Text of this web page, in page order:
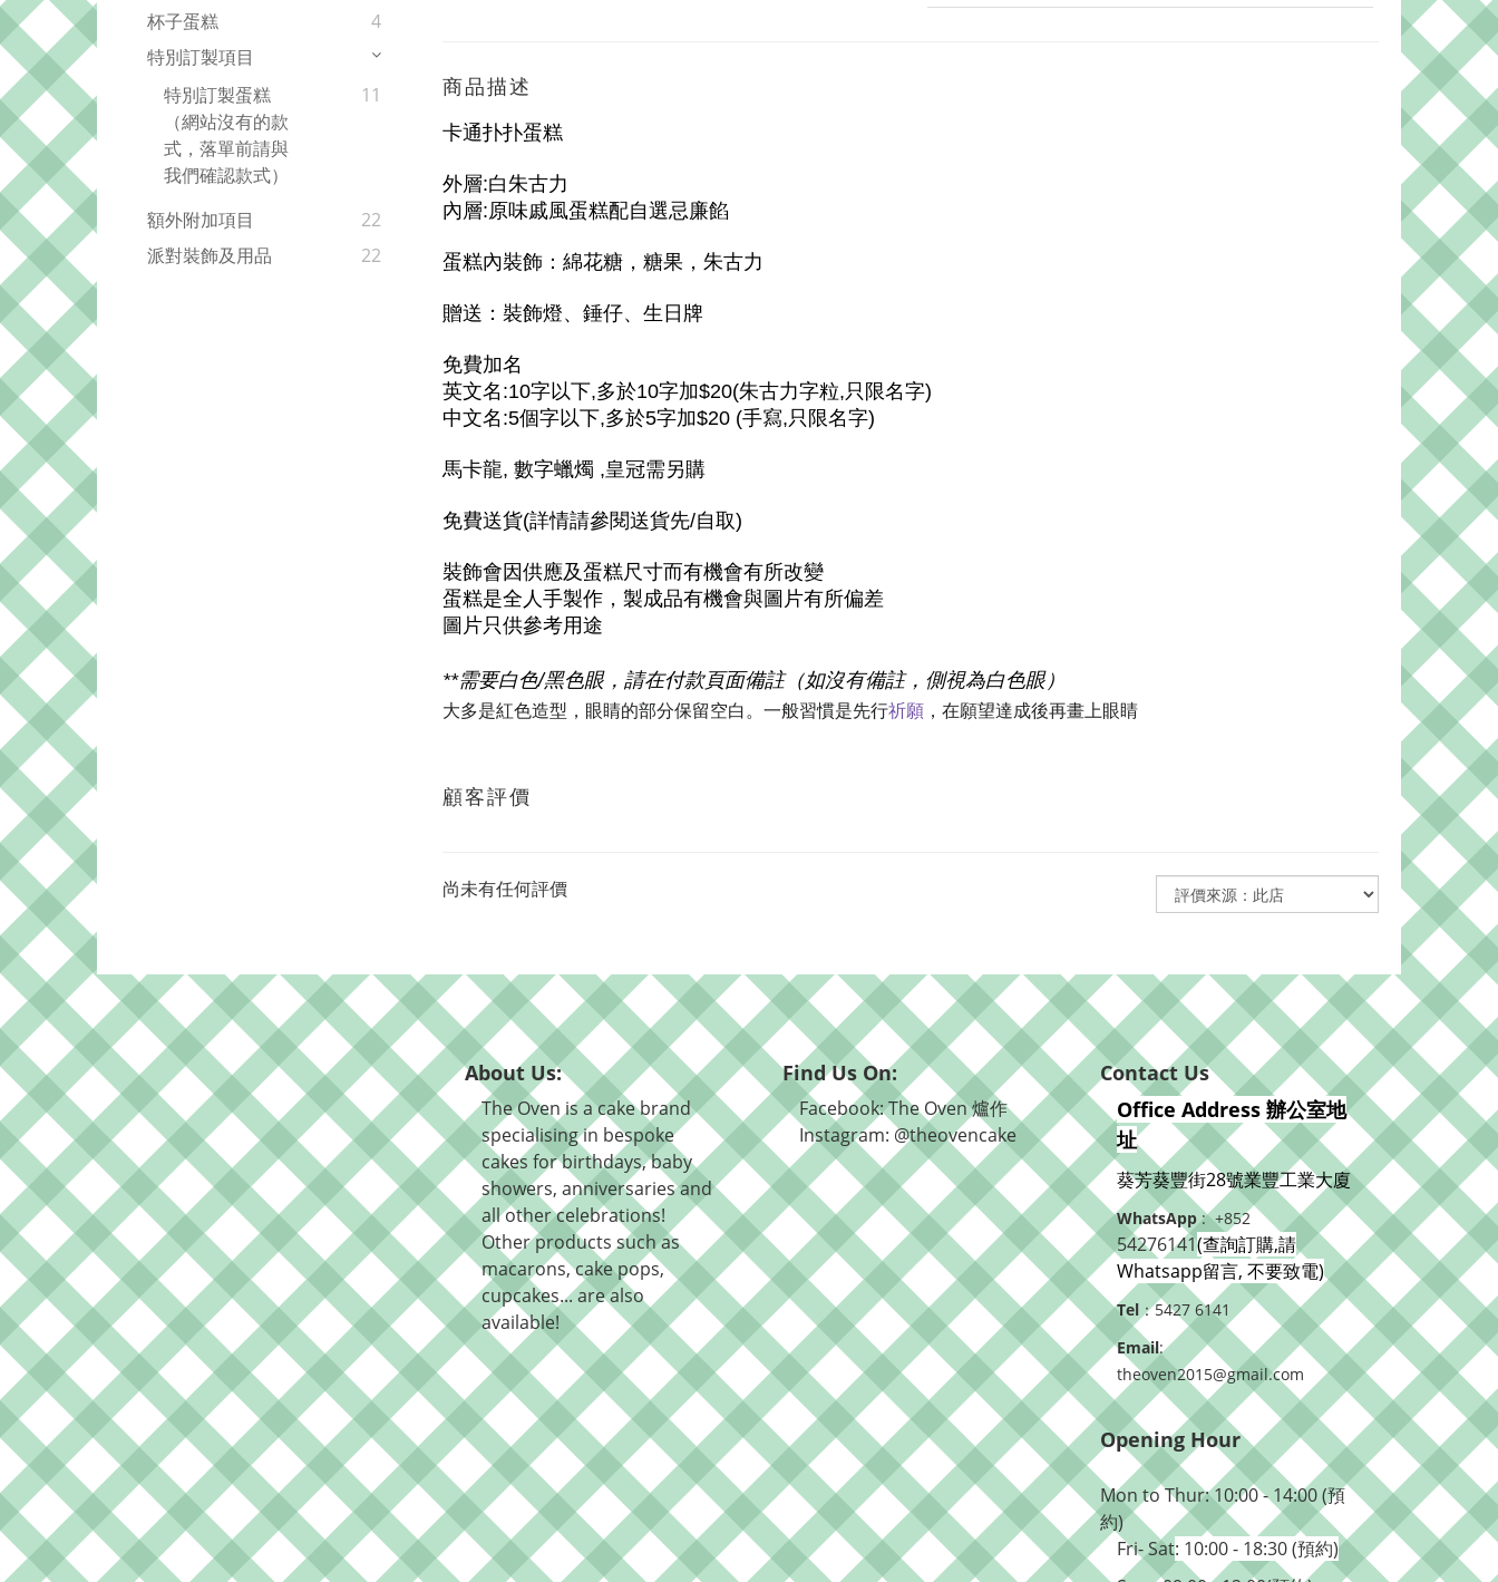
杯子蛋糕
4
特別訂製項目
特別訂製蛋糕
（網站沒有的款
式，落單前請與
我們確認款式）
11
額外附加項目
22
派對裝飾及用品
22
商品描述
卡通扑扑蛋糕
外層:白朱古力
內層:原味戚風蛋糕配自選忌廉餡
蛋糕內裝飾：綿花糖，糖果，朱古力
贈送：裝飾燈、錘仔、生日牌
免費加名
英文名:10字以下,多於10字加$20(朱古力字粒,只限名字)
中文名:5個字以下,多於5字加$20 (手寫,只限名字)
馬卡龍, 數字蠟燭 ,皇冠需另購
免費送貨(詳情請參閱送貨先/自取)
裝飾會因供應及蛋糕尺寸而有機會有所改變
蛋糕是全人手製作，製成品有機會與圖片有所偏差
圖片只供參考用途
**需要白色/黑色眼，請在付款頁面備註（如沒有備註，側視為白色眼）
大多是紅色造型，眼睛的部分保留空白。一般習慣是先行祈願 ，在願望達成後再畫上眼睛
顧客評價
尚未有任何評價
About Us:
The Oven is a cake brand
specialising in bespoke
cakes for birthdays, baby
showers, anniversaries and
all other celebrations!
Other products such as
macarons, cake pops,
cupcakes... are also
available!
Find Us On:
Facebook: The Oven 爐作
Instagram: @theovencake
Contact Us
Office Address 辦公室地
址
葵芳葵豐街28號業豐工業大廈
WhatsApp: +852
54276141(查詢訂購,請
Whatsapp留言, 不要致電)
Tel ：5427 6141
Email:
theoven2015@gmail.com
Opening Hour
Mon to Thur: 10:00 - 14:00 (預
約)
Fri- Sat: 10:00 - 18:30 (預約)